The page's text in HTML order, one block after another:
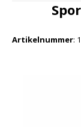
Artikelnummer: